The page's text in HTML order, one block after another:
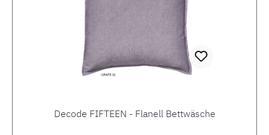
Decode FIFTEEN - Flanell Bettwäsche